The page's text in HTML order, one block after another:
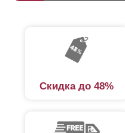
Скидка до 48%